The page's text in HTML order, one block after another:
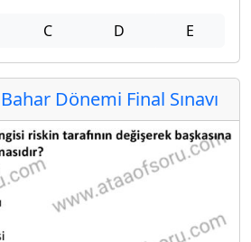
C D E
Dönemi Final Sınavı